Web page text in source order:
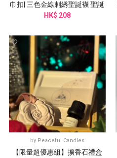
巾扣| 三色金線剌綉聖誕襪 聖誕
禮盒
HK$ 208
by Peaceful Candles
【限量超優惠組】擴香石禮盒